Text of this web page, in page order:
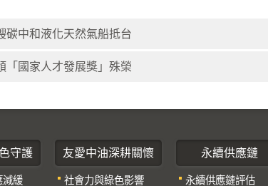
碳中和液化天然氣船抵台
「國家人才發展獎」殊榮
守護
減緩
友愛中油深耕關懷
社會力與綠色影響
永續供應鏈
永續供應鏈評估